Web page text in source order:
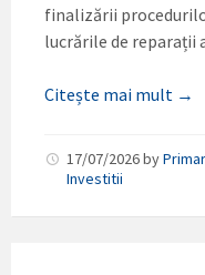
finalizării
lucrările de
Citește mai mult →
17/07/2026by
Investitii